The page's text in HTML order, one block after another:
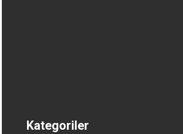
Kategoriler